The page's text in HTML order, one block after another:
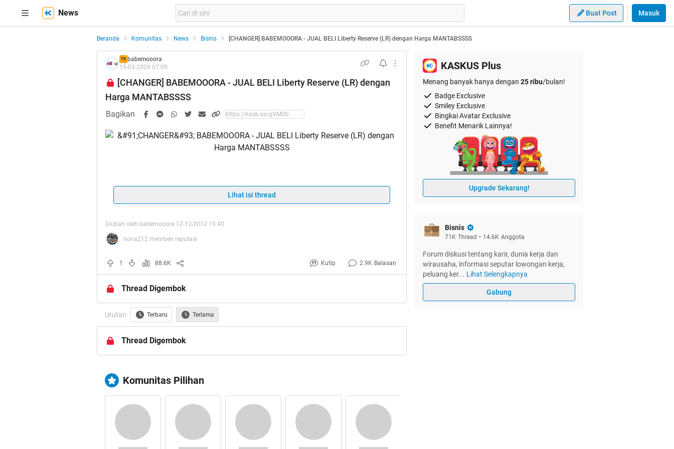
News Buat Post Masuk
Beranda Komunitas News Bisnis [CHANGER] BABEMOOORA - JUAL BELI Liberty Reserve (LR) dengan Harga MANTABSSSS
TS babemooora
15-03-2009 07:09
[CHANGER] BABEMOOORA - JUAL BELI Liberty Reserve (LR) dengan
Harga MANTABSSSS
Bagikan
[url]www.babemoora.com[/url]
Stocks:UNLIMITED
10.400
Balance INSTAFOREX
Stocks UNLIMITED
Lihat isi thread
Diubah oleh babemooora 12-12-2012 15:40
nona212 memberi reputasi
1 88.6K Kutip 2.9K Balasan
Thread Digembok
Urutan Terbaru Terlama
Thread Digembok
Komunitas Pilihan
KASKUS Plus
Menang banyak hanya dengan 25 ribu/bulan!
Badge Exclusive
Smiley Exclusive
Bingkai Avatar Exclusive
Benefit Menarik Lainnya!
Upgrade Sekarang!
Bisnis
71K Thread • 14.6K Anggota
Forum diskusi tentang karir, dunia kerja dan
wirausaha, informasi seputar lowongan kerja,
peluang ker... Lihat Selengkapnya
Gabung